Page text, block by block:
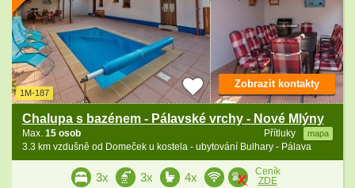
1M-187
Chalupa s bazénem - Pálavské vrchy - Nové Mlýny
Přítluky mapa
Max. 15 osob
3.3 km vzdušně od Domeček u kostela - ubytování Bulhary - Pálava
Zobrazit kontakty
3x 3x 4x
Ceník
ZDE